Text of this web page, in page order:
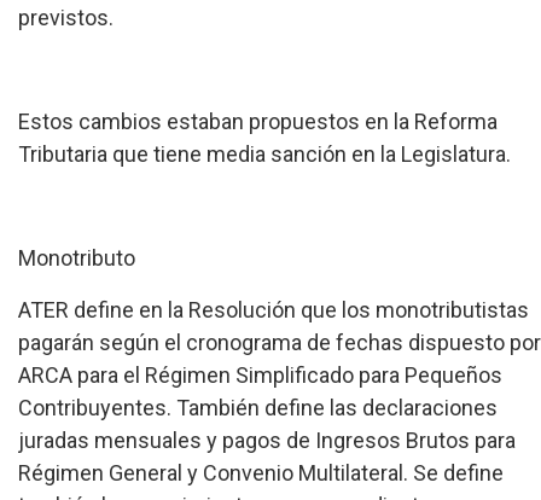
previstos.
Estos cambios estaban propuestos en la Reforma
Tributaria que tiene media sanción en la Legislatura.
Monotributo
ATER define en la Resolución que los monotributistas
pagarán según el cronograma de fechas dispuesto por
ARCA para el Régimen Simplificado para Pequeños
Contribuyentes. También define las declaraciones
juradas mensuales y pagos de Ingresos Brutos para
Régimen General y Convenio Multilateral. Se define